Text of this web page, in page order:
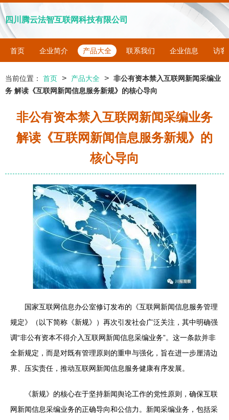
四川腾云法智互联网科技有限公司
首页 企业简介 产品大全 联系我们 企业信息 访客
当前位置： 首页 > 产品大全 > 非公有资本禁入互联网新闻采编业
务 解读《互联网新闻信息服务新规》的核心导向
非公有资本禁入互联网新闻采编业务
解读《互联网新闻信息服务新规》的
核心导向
国家互联网信息办公室修订发布的《互联网新闻信息服务管理
规定》（以下简称《新规》）再次引发社会广泛关注，其中明确强
调“非公有资本不得介入互联网新闻信息采编业务”。这一条款并非
全新规定，而是对既有管理原则的重申与强化，旨在进一步厘清边
界、压实责任，推动互联网新闻信息服务健康有序发展。
《新规》的核心在于坚持新闻舆论工作的党性原则，确保互联
网新闻信息采编业务的正确导向和公信力。新闻采编业务，包括采